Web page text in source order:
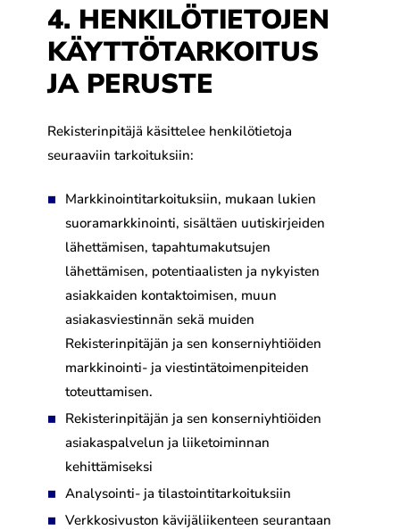
4. HENKILÖTIETOJEN
KÄYTTÖTARKOITUS
JA PERUSTE
Rekisterinpitäjä käsittelee henkilötietoja
seuraaviin tarkoituksiin:
Markkinointitarkoituksiin, mukaan lukien
suoramarkkinointi, sisältäen uutiskirjeiden
lähettämisen, tapahtumakutsujen
lähettämisen, potentiaalisten ja nykyisten
asiakkaiden kontaktoimisen, muun
asiakasviestinnän sekä muiden
Rekisterinpitäjän ja sen konserniyhtiöiden
markkinointi- ja viestintätoimenpiteiden
toteuttamisen.
Rekisterinpitäjän ja sen konserniyhtiöiden
asiakaspalvelun ja liiketoiminnan
kehittämiseksi
Analysointi- ja tilastointitarkoituksiin
Verkkosivuston kävijäliikenteen seurantaan